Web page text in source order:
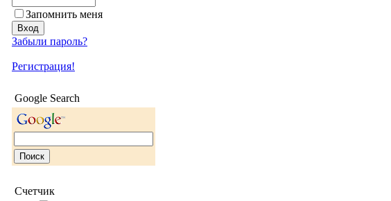
Запомнить меня
Забыли пароль?
Регистрация!
Google Search
Счетчик